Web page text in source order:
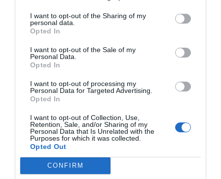
I want to opt-out of the Sharing of my
personal data.
Opted In
I want to opt-out of the Sale of my
Personal Data.
Opted In
I want to opt-out of processing my
Personal Data for Targeted Advertising.
Opted In
I want to opt-out of Collection, Use,
Retention, Sale, and/or Sharing of my
Personal Data that Is Unrelated with the
Purposes for which it was collected.
Opted Out
CONFIRM